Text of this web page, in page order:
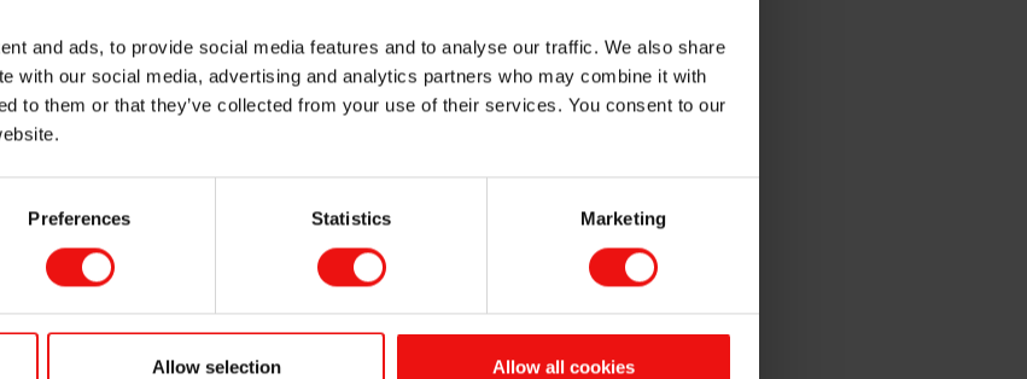
and ads, to provide social media features and to analyse our traffic. We also share
with our social media, advertising and analytics partners who may combine it with
to them or that they’ve collected from your use of their services. You consent to our
Preferences Statistics Marketing
Allow selection Allow all cookies
（HCR）加工的理想工艺，尤其是用于制造大型零件。
转移到模具中并在压力下加热以生产固化部件。有机硅传递模塑工艺非常适合制造高
上进行包覆成型，并能够成型生产复杂的几何形状。高稠度橡胶（HCR）与传递模塑
件，与其他类型的模塑相比，这些零件可以更为灵活地进行设计并具有更短的生产周
具关闭，有机硅橡胶固化，然后零件脱模。这种有机橡胶的模制方法用于制造简单
地制造出各种尺寸零件的原型。